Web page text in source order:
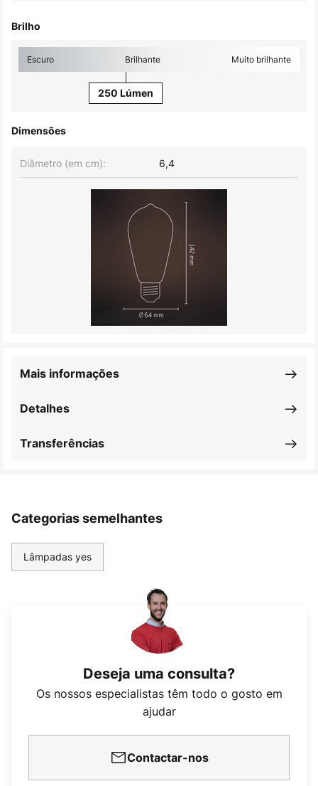
Brilho
Escuro Brilhante Muito brilhante
250 Lúmen
Dimensões
Diâmetro (em cm): 6,4
Detalhes
Mais informações
Transferências
Categorias semelhantes
Lâmpadas yes
Deseja uma consulta?
Os nossos especialistas têm todo o gosto em
ajudar
Contactar-nos